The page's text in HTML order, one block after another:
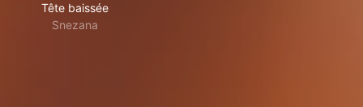
Tête baissée
Snezana